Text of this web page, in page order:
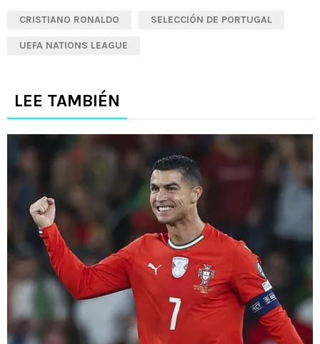
CRISTIANO RONALDO SELECCIÓN DE PORTUGAL
UEFA NATIONS LEAGUE
LEE TAMBIÉN